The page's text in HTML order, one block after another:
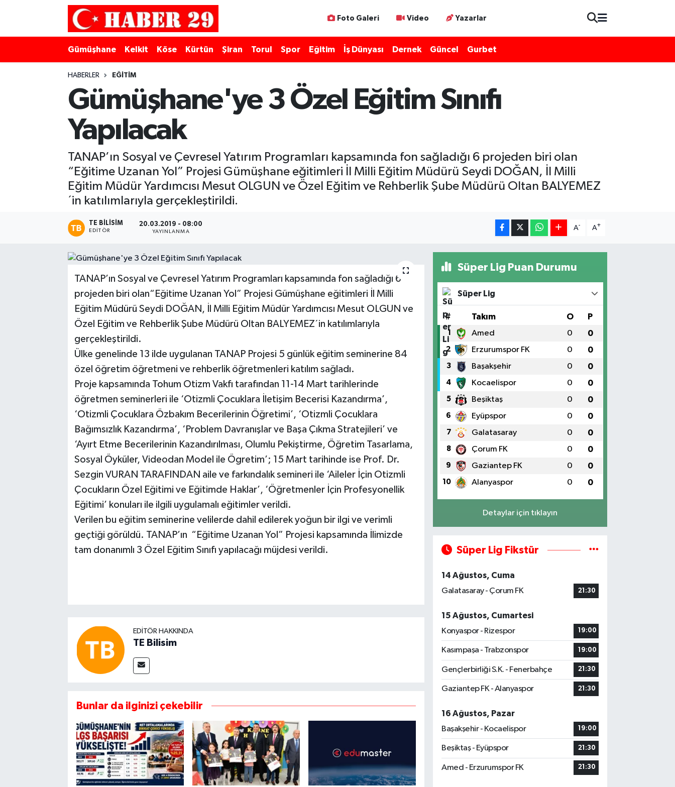
Foto Galeri Video Yazarlar
Gümüşhane Kelkit Köse Kürtün Şiran Torul Spor Eğitim İş Dünyası Dernek Güncel Gurbet
HABERLER EĞITIM
Gümüşhane'ye 3 Özel Eğitim Sınıfı
Yapılacak
TANAP’ın Sosyal ve Çevresel Yatırım Programları kapsamında fon sağladığı 6 projeden biri olan
“Eğitime Uzanan Yol” Projesi Gümüşhane eğitimleri İl Milli Eğitim Müdürü Seydi DOĞAN, İl Milli
Eğitim Müdür Yardımcısı Mesut OLGUN ve Özel Eğitim ve Rehberlik Şube Müdürü Oltan BALYEMEZ
´in katılımlarıyla gerçekleştirildi.
TE BILISIM
EDITÖR
20.03.2019 - 08:00
YAYINLANMA
A- A+
TANAP’ın Sosyal ve Çevresel Yatırım Programları kapsamında fon sağladığı 6
projeden biri olan“Eğitime Uzanan Yol” Projesi Gümüşhane eğitimleri İl Milli
Eğitim Müdürü Seydi DOĞAN, İl Milli Eğitim Müdür Yardımcısı Mesut OLGUN ve
Özel Eğitim ve Rehberlik Şube Müdürü Oltan BALYEMEZ´in katılımlarıyla
gerçekleştirildi.
Ülke genelinde 13 ilde uygulanan TANAP Projesi 5 günlük eğitim seminerine 84
özel öğretim öğretmeni ve rehberlik öğretmenleri katılım sağladı.
Proje kapsamında Tohum Otizm Vakfı tarafından 11-14 Mart tarihlerinde
öğretmen seminerleri ile ‘Otizmli Çocuklara İletişim Becerisi Kazandırma’,
‘Otizmli Çocuklara Özbakım Becerilerinin Öğretimi’, ‘Otizmli Çocuklara
Bağımsızlık Kazandırma’, ‘Problem Davranışlar ve Başa Çıkma Stratejileri’ ve
‘Ayırt Etme Becerilerinin Kazandırılması, Olumlu Pekiştirme, Öğretim Tasarlama,
Sosyal Öyküler, Videodan Model ile Ögretim’; 15 Mart tarihinde ise Prof. Dr.
Sezgin VURAN TARAFINDAN aile ve farkındalık semineri ile ‘Aileler İçin Otizmli
Çocukların Özel Eğitimi ve Eğitimde Haklar’, ‘Öğretmenler İçin Profesyonellik
Eğitimi’ konuları ile ilgili uygulamalı eğitimler verildi.
Verilen bu eğitim seminerine velilerde dahil edilerek yoğun bir ilgi ve verimli
geçtiği görüldü. TANAP’ın “Eğitime Uzanan Yol” Projesi kapsamında İlimizde
tam donanımlı 3 Özel Eğitim Sınıfı yapılacağı müjdesi verildi.
EDITÖR HAKKINDA
TE Bilisim
Bunlar da ilginizi çekebilir
Süper Lig Puan Durumu
Süper Lig
# Takım O P
1 Amed 0 0
2 Erzurumspor FK 0 0
3 Başakşehir 0 0
4 Kocaelispor 0 0
5 Beşiktaş 0 0
6 Eyüpspor 0 0
7 Galatasaray 0 0
8 Çorum FK 0 0
9 Gaziantep FK 0 0
10 Alanyaspor 0 0
Detaylar için tıklayın
Süper Lig Fikstür
14 Ağustos, Cuma
Galatasaray - Çorum FK
21:30
15 Ağustos, Cumartesi
Konyaspor - Rizespor
19:00
Kasımpaşa - Trabzonspor 19:00
Gençlerbirliği S.K. - Fenerbahçe 21:30
Gaziantep FK - Alanyaspor 21:30
16 Ağustos, Pazar
Başakşehir - Kocaelispor
19:00
Beşiktaş - Eyüpspor 21:30
Amed - Erzurumspor FK 21:30
Merkez Hava Durumu
Merkez Trafik Yoğunluk Haritası
Süper Lig Puan Durumu ve Fikstür
Son Dakika Haberleri
Haber Arşivi